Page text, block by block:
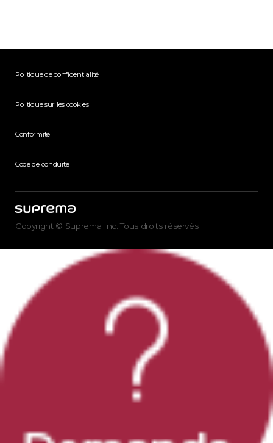
Politique de confidentialité
Politique sur les cookies
Conformité
Code de conduite
Copyright © Suprema Inc. Tous droits réservés.